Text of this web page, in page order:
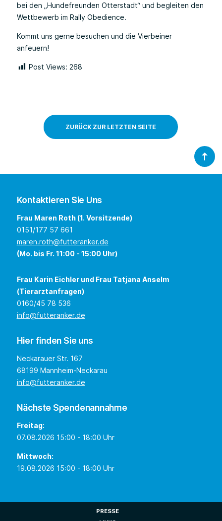
bei den „Hundefreunden Otterstadt“ und begleiten den
Wettbewerb im Rally Obedience.
Kommt uns gerne besuchen und die Vierbeiner
anfeuern!
Post Views: 268
ZURÜCK ZUR LETZTEN SEITE
Kontaktieren Sie Uns
Frau Maren Roth (1. Vorsitzende)
0151/177 57 661
maren.roth@futteranker.de
(Mo. bis Fr. 11:00 - 15:00 Uhr)
Frau Karin Eichler und Frau Tatjana Anselm
(Tierarztanfragen)
0160/45 78 536
info@futteranker.de
Hier finden Sie uns
Neckarauer Str. 167
68199 Mannheim-Neckarau
info@futteranker.de
Nächste Spendenannahme
Freitag:
07.08.2026 15:00 - 18:00 Uhr
Mittwoch:
19.08.2026 15:00 - 18:00 Uhr
PRESSE